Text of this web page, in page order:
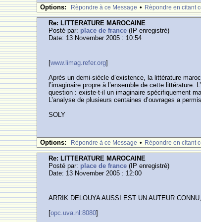
Options: Rèpondre à ce Message • Rèpondre en citant
Re: LITTERATURE MAROCAINE
Posté par: place de france (IP enregistrè)
Date: 13 November 2005 : 10:54
[www.limag.refer.org]
Après un demi-siècle d’existence, la littérature
l’imaginaire propre à l’ensemble de cette
question : existe-t-il un imaginaire spécifiquement
L’analyse de plusieurs centaines d’ouvrages a
SOLY
Options: Rèpondre à ce Message • Rèpondre en citant
Re: LITTERATURE MAROCAINE
Posté par: place de france (IP enregistrè)
Date: 13 November 2005 : 12:00
ARRIK DELOUYA AUSSI EST UN AUTEUR
[opc.uva.nl:8080]